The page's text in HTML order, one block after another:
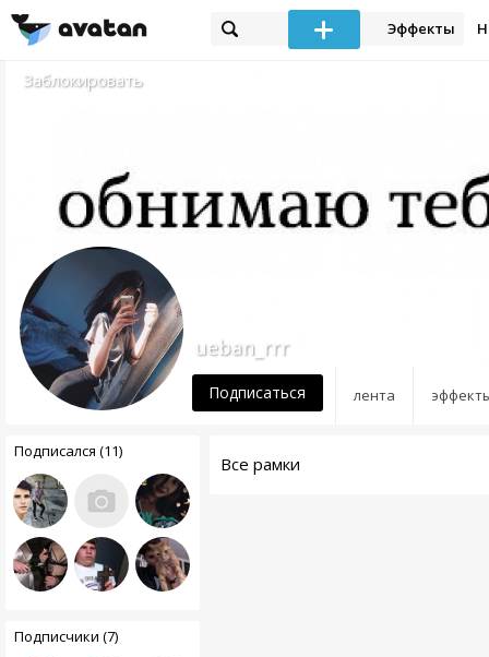
Эффекты
Заблокировать
лента
ueban_rrr
Подписаться
Подписался (11)
Подписчики (7)
Все рамки